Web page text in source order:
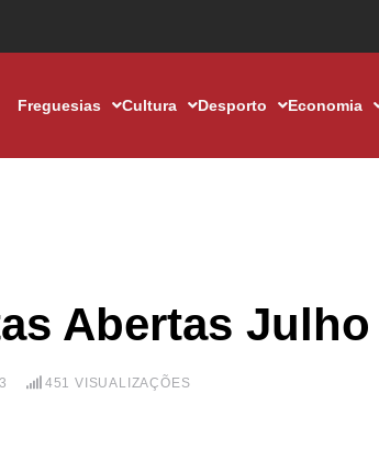
Freguesias Cultura Desporto Economia
Abertas Julho
451 VISUALIZAÇÕES